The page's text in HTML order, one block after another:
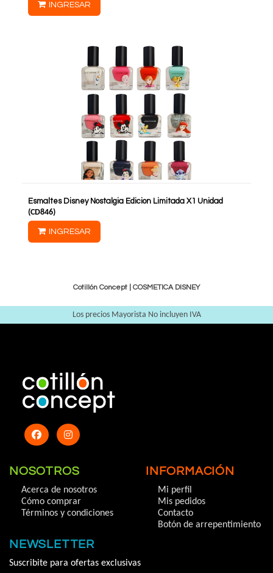
INGRESAR
Esmaltes Disney Nostalgia Edicion Limitada X1 Unidad
(CD846)
INGRESAR
Cotillón Concept | COSMETICA DISNEY
Los precios Mayorista No incluyen IVA
NOSOTROS
Acerca de nosotros
Cómo comprar
Términos y condiciones
INFORMACIÓN
Mi perfil
Mis pedidos
Contacto
Botón de arrepentimiento
NEWSLETTER
Suscribite para ofertas exclusivas